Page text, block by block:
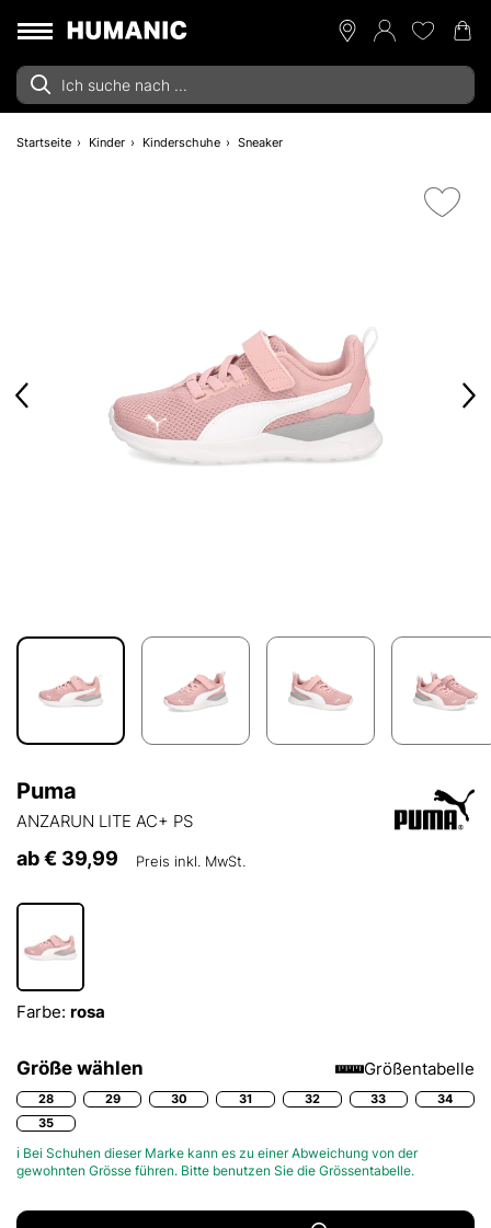
Startseite Kinder Kinderschuhe Sneaker
Puma
ANZARUN LITE AC+ PS
ab€ 39,99 Preis inkl. MwSt.
Farbe: rosa
Größe wählen Größentabelle
28 29 30 31 32 33
34
35
ℹ Bei Schuhen dieser Marke kann es zu einer Abweichung von der
gewohnten Grösse führen. Bitte benutzen Sie die Grössentabelle.